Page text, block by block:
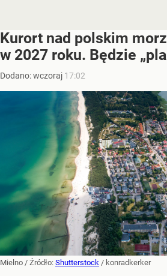
Kurort nad polskim
w 2027 roku. Będzie
Dodano:wczoraj 17:02
Mielno / Źródło: Shutterstock / konradkerker